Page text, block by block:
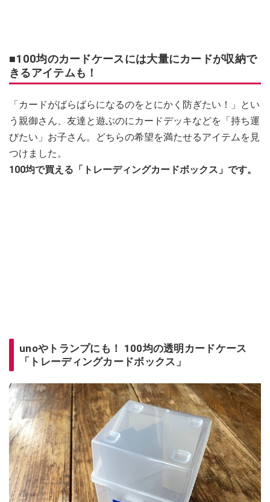
■100均のカードケースには大量にカードが収納で
きるアイテムも！
「カードがばらばらになるのをとにかく防ぎたい！」とい
う親御さん、友達と遊ぶのにカードデッキなどを「持ち運
びたい」お子さん。どちらの希望を満たせるアイテムを見
つけました。
100均で買える「トレーディングカードボックス」です。
unoやトランプにも！ 100均の透明カードケース
「トレーディングカードボックス」